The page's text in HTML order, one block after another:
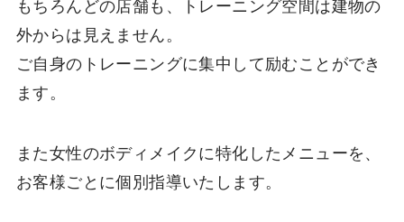
もちろんどの店舗も、トレーニング空間は建物の
外からは見えません。
ご自身のトレーニングに集中して励むことができ
ます。
また女性のボディメイクに特化したメニューを、
お客様ごとに個別指導いたします。